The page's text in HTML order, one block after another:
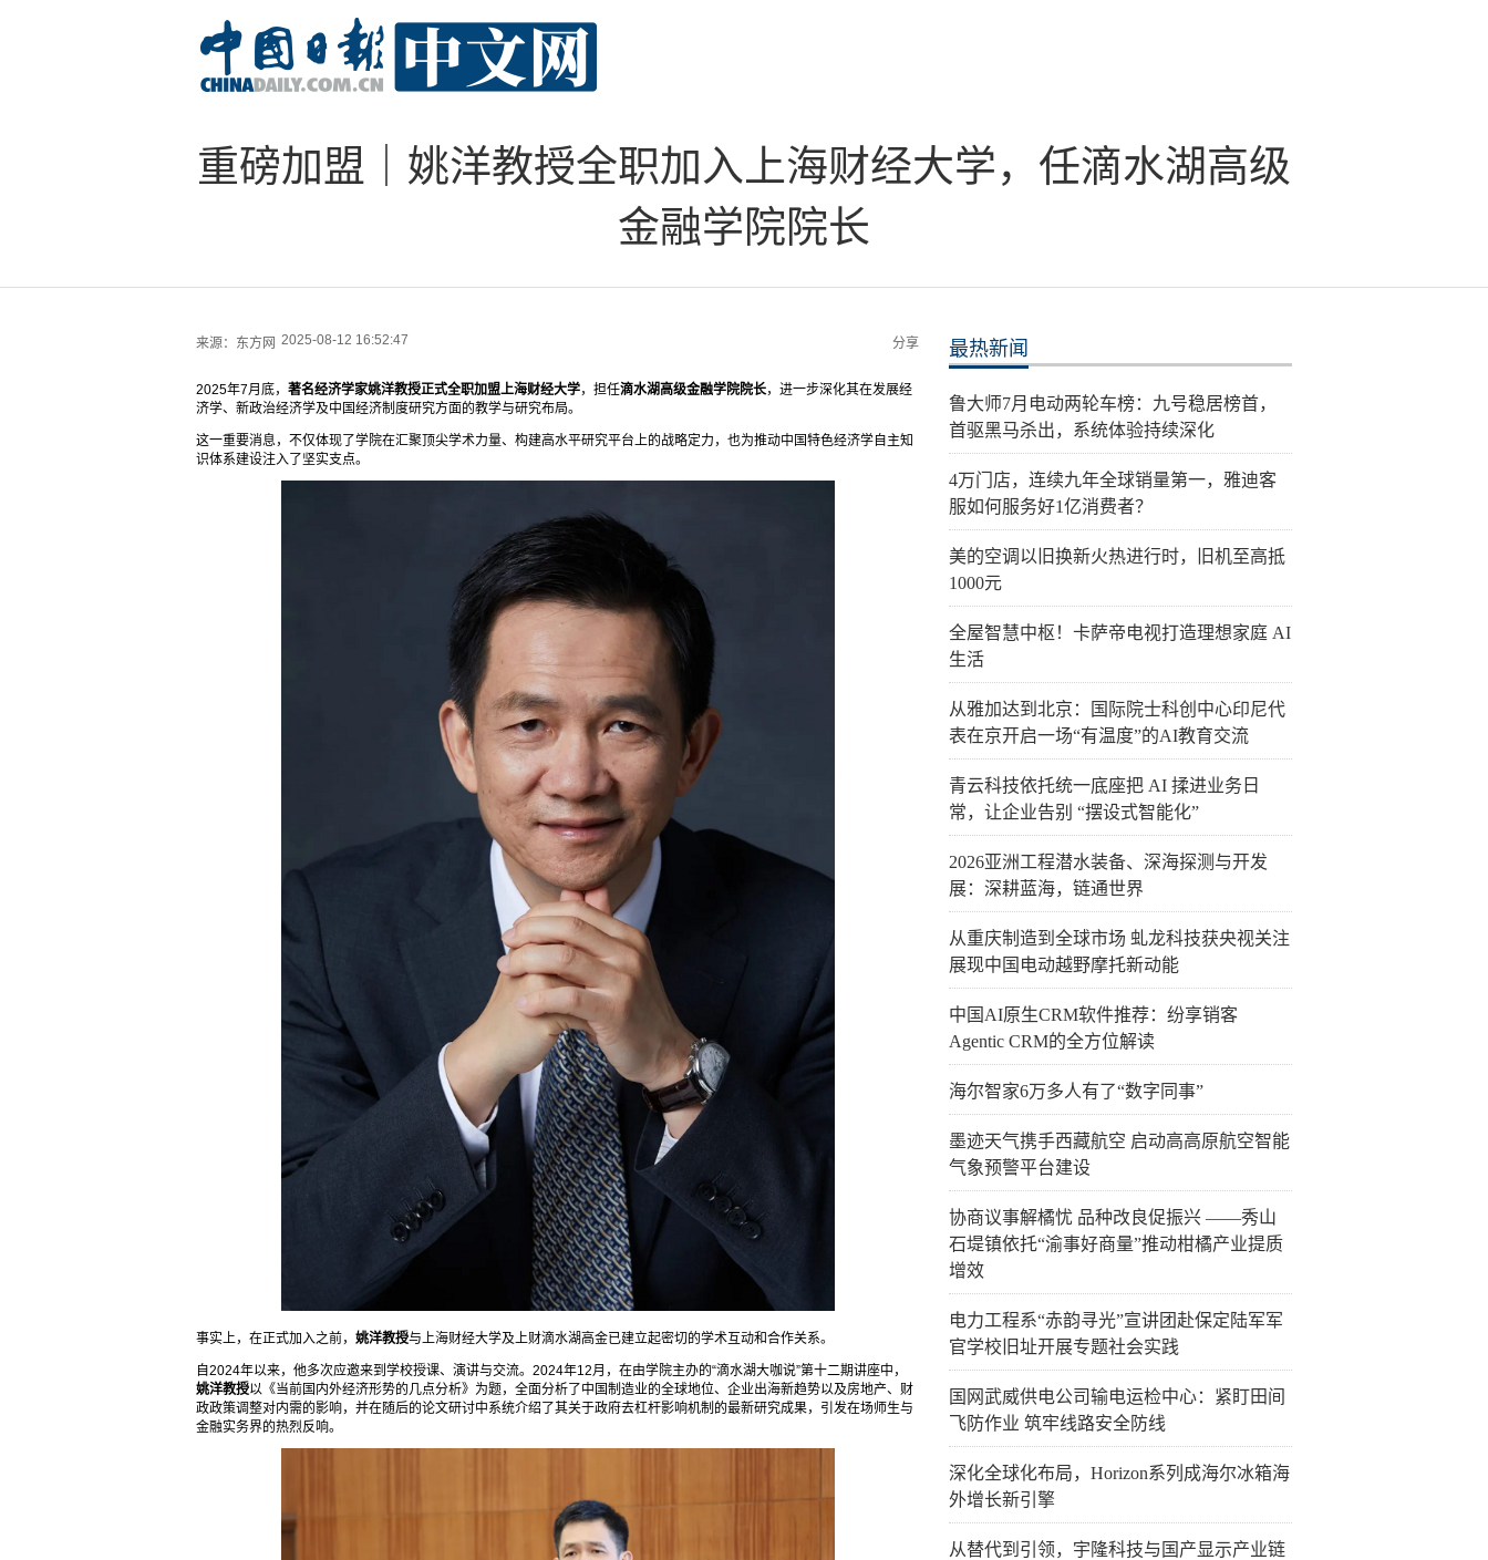
重磅加盟｜姚洋教授全职加入上海财经大学，任滴水湖高级
金融学院院长
来源： 东方网 2025-08-12 16:52:47 分享
2025年7月底， 著名经济学家姚洋教授正式全职加盟上海财经大学，担任滴水湖高级金融学院院长，进一步深化其在发展经
济学、新政治经济学及中国经济制度研究方面的教学与研究布局。
这一重要消息，不仅体现了学院在汇聚顶尖学术力量、构建高水平研究平台上的战略定力，也为推动中国特色经济学自主知
识体系建设注入了坚实支点。
事实上，在正式加入之前， 姚洋教授与上海财经大学及上财滴水湖高金已建立起密切的学术互动和合作关系。
自2024年以来，他多次应邀来到学校授课、演讲与交流。2024年12月，在由学院主办的“滴水湖大咖说”第十二期讲座中，
姚洋教授以《当前国内外经济形势的几点分析》为题，全面分析了中国制造业的全球地位、企业出海新趋势以及房地产、财
政政策调整对内需的影响，并在随后的论文研讨中系统介绍了其关于政府去杠杆影响机制的最新研究成果，引发在场师生与
金融实务界的热烈反响。
最热新闻
鲁大师7月电动两轮车榜：九号稳居榜首，
首驱黑马杀出，系统体验持续深化
4万门店，连续九年全球销量第一，雅迪客
服如何服务好1亿消费者？
美的空调以旧换新火热进行时，旧机至高抵
1000元
全屋智慧中枢！卡萨帝电视打造理想家庭 AI
生活
从雅加达到北京：国际院士科创中心印尼代
表在京开启一场“有温度”的AI教育交流
青云科技依托统一底座把 AI 揉进业务日
常，让企业告别 “摆设式智能化”
2026亚洲工程潜水装备、深海探测与开发
展：深耕蓝海，链通世界
从重庆制造到全球市场 虬龙科技获央视关注
展现中国电动越野摩托新动能
​中国AI原生CRM软件推荐：纷享销客
Agentic CRM的全方位解读
海尔智家6万多人有了“数字同事”
墨迹天气携手西藏航空 启动高高原航空智能
气象预警平台建设
协商议事解橘忧 品种改良促振兴 ——秀山
石堤镇依托“渝事好商量”推动柑橘产业提质
增效
电力工程系“赤韵寻光”宣讲团赴保定陆军军
官学校旧址开展专题社会实践
国网武威供电公司输电运检中心：紧盯田间
飞防作业 筑牢线路安全防线
深化全球化布局，Horizon系列成海尔冰箱海
外增长新引擎
从替代到引领，宇隆科技与国产显示产业链